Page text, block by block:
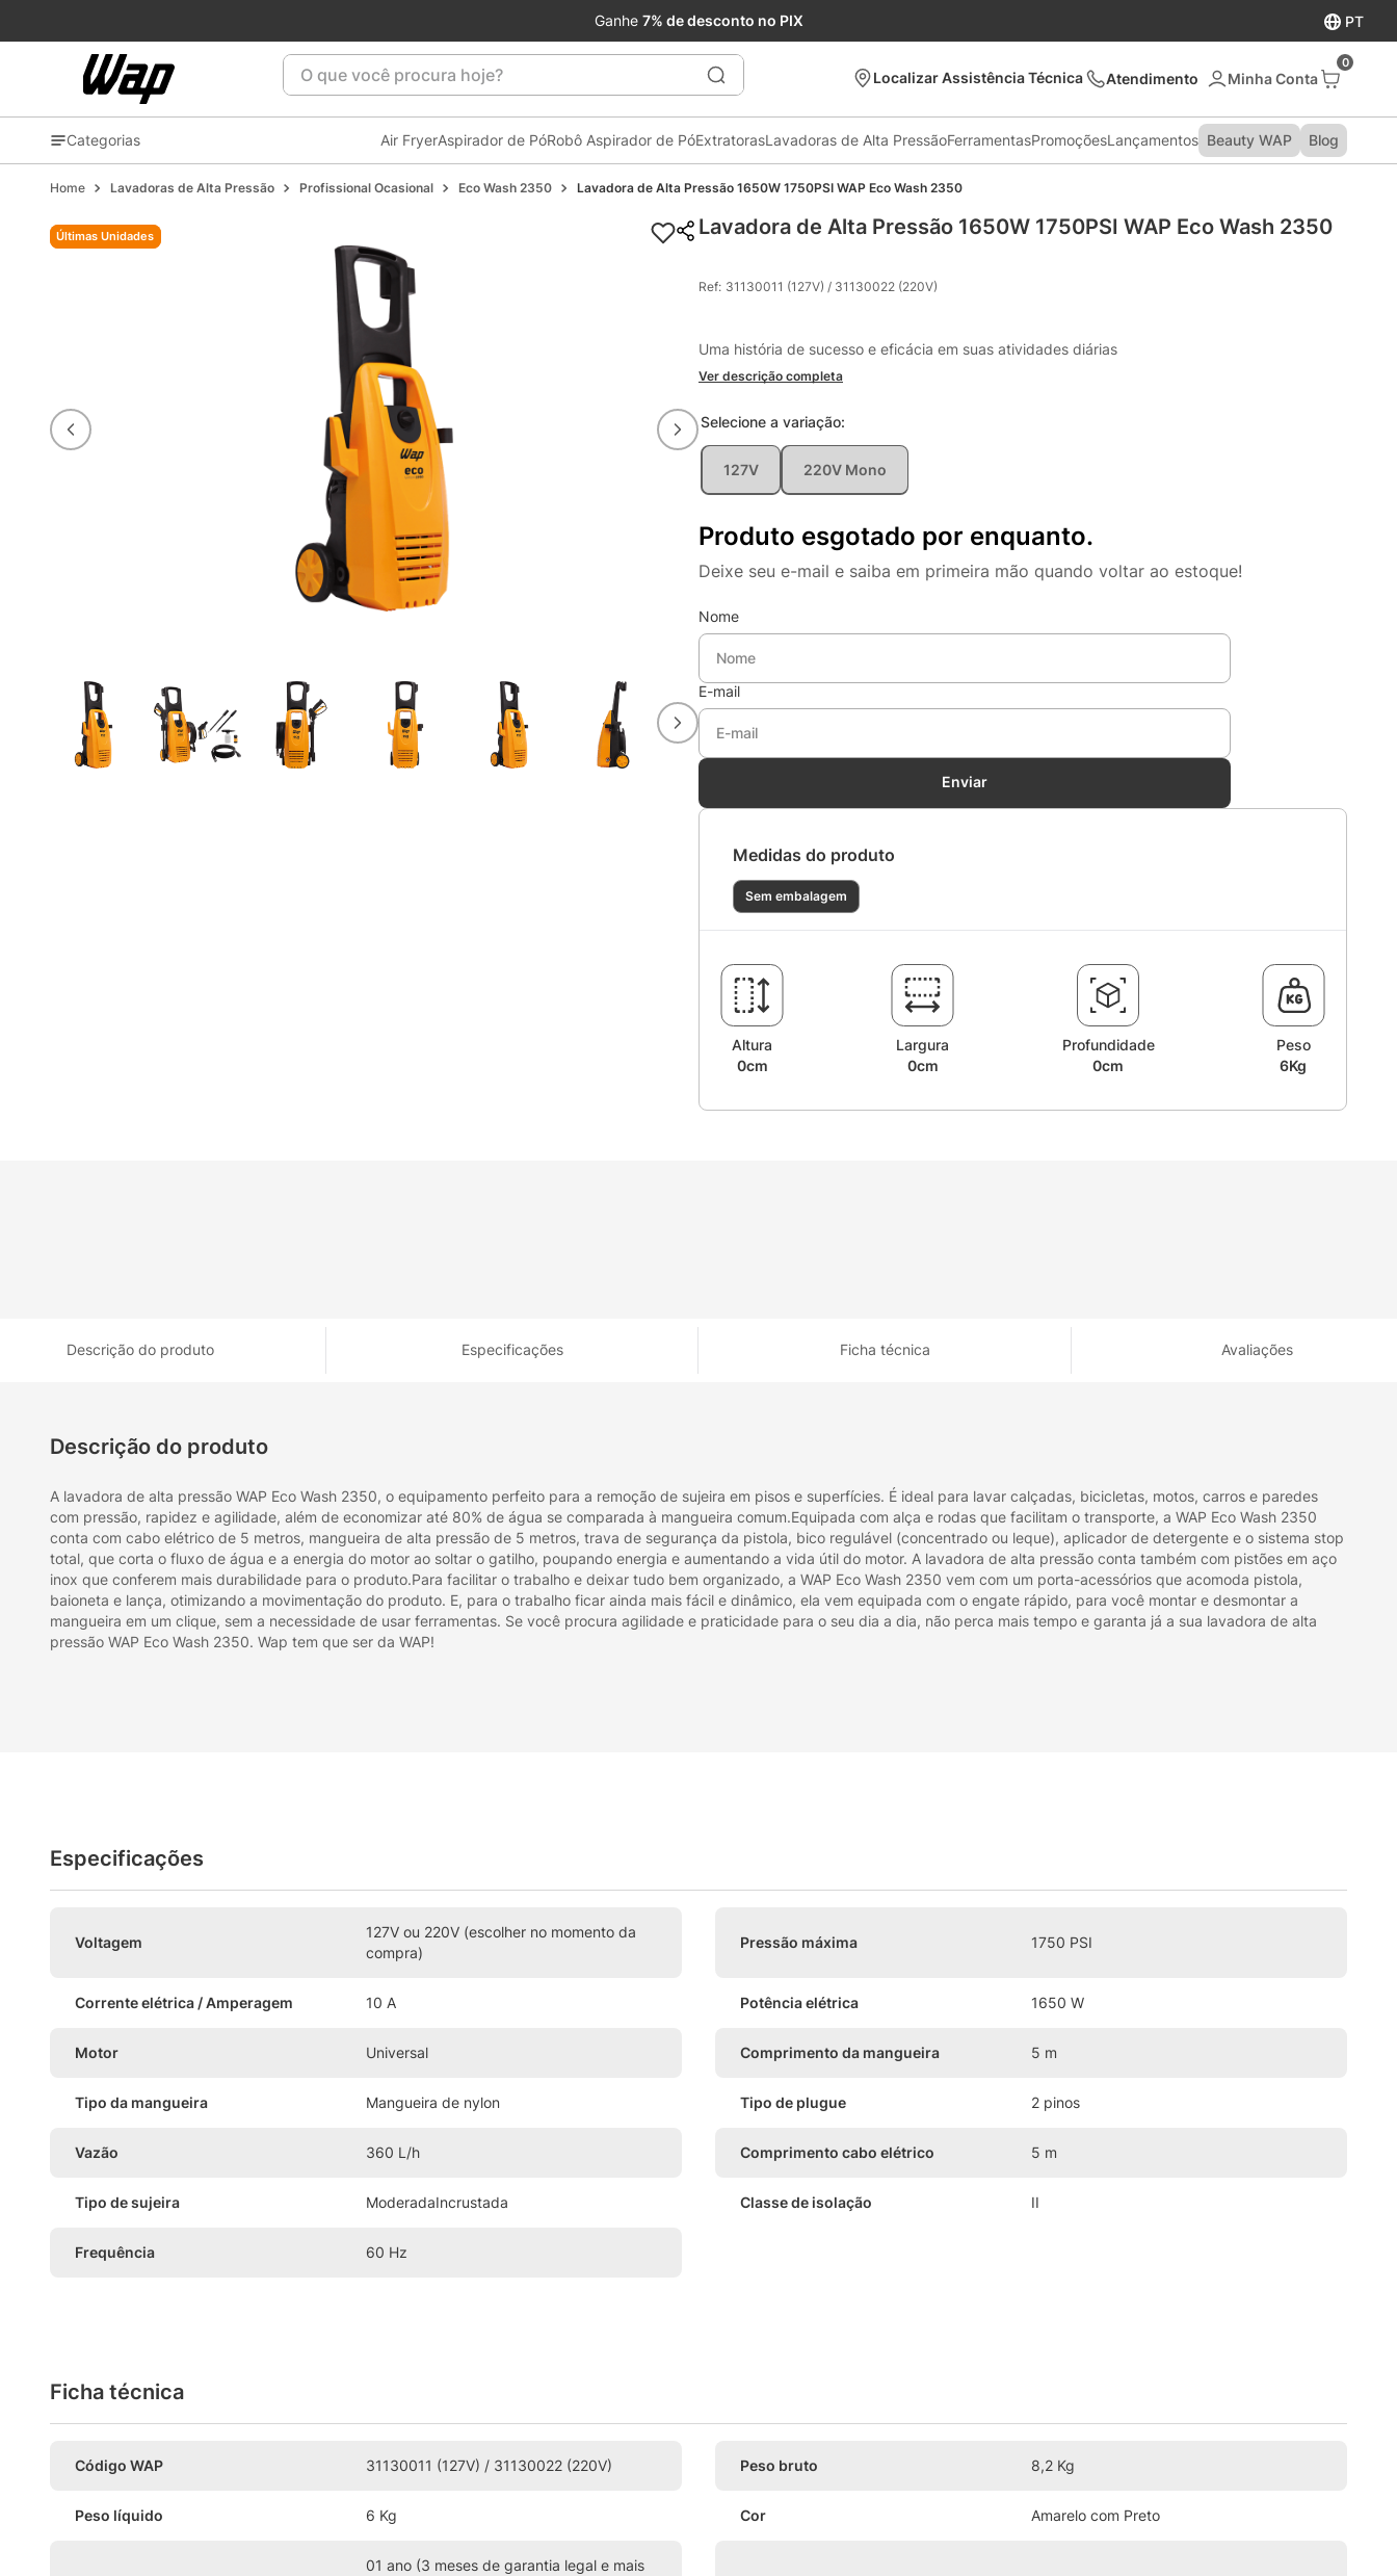
PT
Ganhe 7% de desconto no PIX
O que você procura hoje?
Localizar Assistência Técnica Atendimento
0
Categorias Air FryerAspirador de PóRobô Aspirador de PóExtratorasLavadoras de Alta PressãoFerramentasPromoçõesLançamentos Beauty WAP Blog
Lavadoras de Alta Pressão Profissional Ocasional Eco Wash 2350 Lavadora de Alta Pressão 1650W 1750PSI WAP Eco Wash 2350
Últimas Unidades
Últimas Unidades Lavadora de Alta Pressão 1650W 1750PSI WAP Eco Wash 2350
Ref: 31130011 (127V) / 31130022 (220V)
Uma história de sucesso e eficácia em suas atividades diárias
Ver descrição completa
Selecione a variação:
127V 220V Mono
Produto esgotado por enquanto.
Deixe seu e-mail e saiba em primeira mão quando voltar ao estoque!
Nome
E-mail
Enviar
Medidas do produto
Sem embalagem
Altura
0cm
Largura
0cm
Profundidade
0cm
Peso
6Kg
Descrição do produto Especificações Ficha técnica Avaliações
Descrição do produto
A lavadora de alta pressão WAP Eco Wash 2350, o equipamento perfeito para a remoção de sujeira em pisos e superfícies. É ideal para lavar calçadas, bicicletas, motos, carros e paredes
com pressão, rapidez e agilidade, além de economizar até 80% de água se comparada à mangueira comum.Equipada com alça e rodas que facilitam o transporte, a WAP Eco Wash 2350
conta com cabo elétrico de 5 metros, mangueira de alta pressão de 5 metros, trava de segurança da pistola, bico regulável (concentrado ou leque), aplicador de detergente e o sistema stop
total, que corta o fluxo de água e a energia do motor ao soltar o gatilho, poupando energia e aumentando a vida útil do motor. A lavadora de alta pressão conta também com pistões em aço
inox que conferem mais durabilidade para o produto.Para facilitar o trabalho e deixar tudo bem organizado, a WAP Eco Wash 2350 vem com um porta-acessórios que acomoda pistola,
baioneta e lança, otimizando a movimentação do produto. E, para o trabalho ficar ainda mais fácil e dinâmico, ela vem equipada com o engate rápido, para você montar e desmontar a
mangueira em um clique, sem a necessidade de usar ferramentas. Se você procura agilidade e praticidade para o seu dia a dia, não perca mais tempo e garanta já a sua lavadora de alta
pressão WAP Eco Wash 2350. Wap tem que ser da WAP!
Especificações
Voltagem
127V ou 220V (escolher no momento da
compra)
Pressão máxima 1750 PSI
Corrente elétrica / Amperagem 10 A Potência elétrica 1650 W
Motor Universal Comprimento da mangueira 5 m
Tipo da mangueira Mangueira de nylon Tipo de plugue 2 pinos
Vazão 360 L/h Comprimento cabo elétrico 5 m
Tipo de sujeira ModeradaIncrustada Classe de isolação II
Frequência 60 Hz
Ficha técnica
Código WAP 31130011 (127V) / 31130022 (220V) Peso bruto 8,2 Kg
Peso líquido 6 Kg Cor Amarelo com Preto
01 ano (3 meses de garantia legal e mais